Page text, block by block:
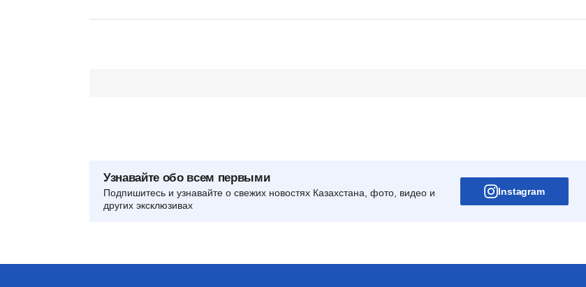
Узнавайте обо всем первыми
Подпишитесь и узнавайте о свежих новостях Казахстана, фото, видео и
других эксклюзивах
Instagram